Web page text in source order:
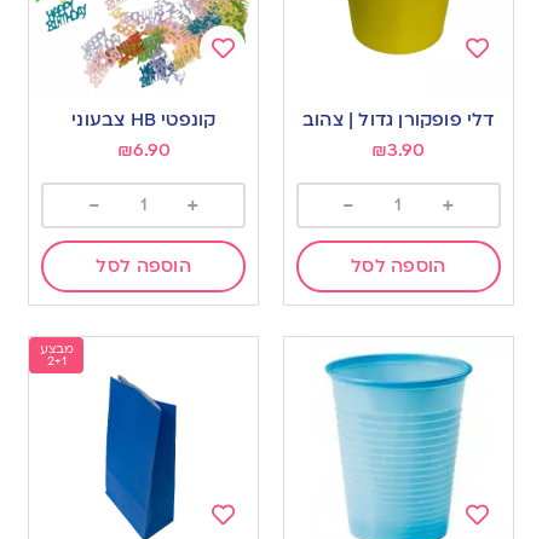
to
wishlist
דלי פופקורן גדול | צהוב
₪3.90
+
-
הוספה לסל
wishlist
קונפטי HB צבעוני
₪6.90
+
-
הוספה לסל
מבצע
2+1